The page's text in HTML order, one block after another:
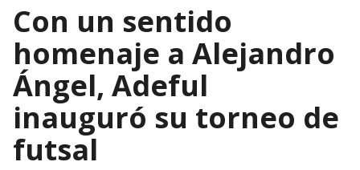
Con un sentido
homenaje a Alejandro
Ángel, Adeful
inauguró su torneo de
futsal